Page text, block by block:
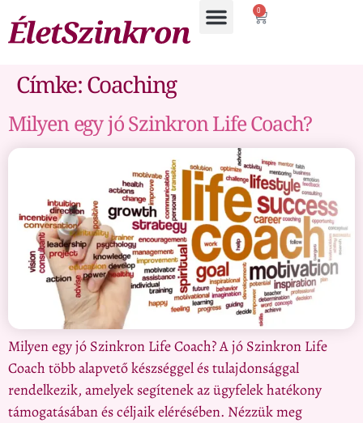
0
Címke:Coaching
Milyen egy jó Szinkron Life Coach?
Milyen egy jó Szinkron Life Coach? A jó Szinkron Life
Coach több alapvető készséggel és tulajdonsággal
rendelkezik, amelyek segítenek az ügyfelek hatékony
támogatásában és céljaik elérésében. Nézzük meg